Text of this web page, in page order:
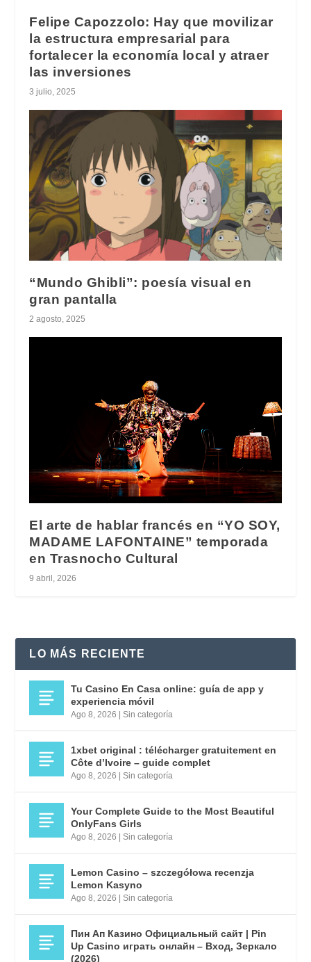
Felipe Capozzolo: Hay que movilizar
la estructura empresarial para
fortalecer la economía local y atraer
las inversiones
3 julio, 2025
“Mundo Ghibli”: poesía visual en
gran pantalla
2 agosto, 2025
El arte de hablar francés en “YO SOY,
MADAME LAFONTAINE” temporada
en Trasnocho Cultural
9 abril, 2026
LO MÁS RECIENTE
Tu Casino En Casa online: guía de app y
experiencia móvil
Ago 8, 2026 |Sin categoría
1xbet original : télécharger gratuitement en
Côte d’Ivoire – guide complet
Ago 8, 2026 |Sin categoría
Your Complete Guide to the Most Beautiful
OnlyFans Girls
Ago 8, 2026 |Sin categoría
Lemon Casino – szczegółowa recenzja
Lemon Kasyno
Ago 8, 2026 |Sin categoría
Пин Ап Казино Официальный сайт | Pin
Up Casino играть онлайн – Вход, Зеркало
(2026)